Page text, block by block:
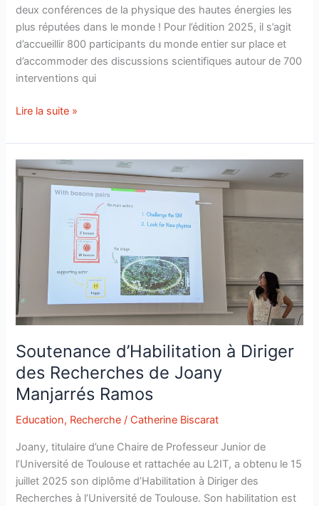
deux conférences de la physique des hautes énergies les
plus réputées dans le monde ! Pour l’édition 2025, il s’agit
d’accueillir 800 participants du monde entier sur place et
d’accommoder des discussions scientifiques autour de 700
interventions qui
Le
se
mobilise
pour
HEP,
l’une
des
plus
grandes
conférences
de
des
hautes
énergies
!
Lire la suite »
Soutenance d’Habilitation à Diriger
des Recherches de Joany
Manjarrés Ramos
Education, Recherche / Catherine Biscarat
Joany, titulaire d’une Chaire de Professeur Junior de
l’Université de Toulouse et rattachée au L2IT, a obtenu le 15
juillet 2025 son diplôme d’Habilitation à Diriger des
Recherches à l’Université de Toulouse. Son habilitation est